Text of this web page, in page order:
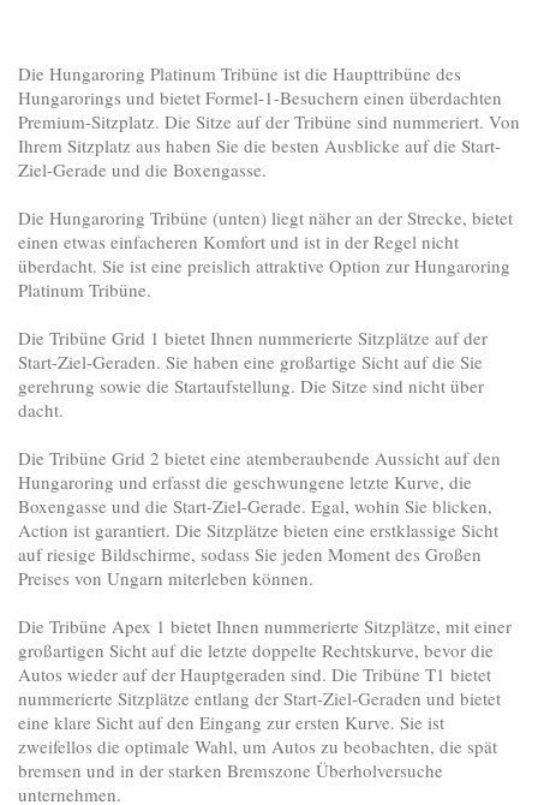
Die Hungaroring Platinum Tribüne ist die Haupttribüne des
Hungarorings und bietet Formel-1-Besuchern einen überdachten
Premium-Sitzplatz. Die Sitze auf der Tribüne sind nummeriert. Von
Ihrem Sitzplatz aus haben Sie die besten Ausblicke auf die Start-
Ziel-Gerade und die Boxengasse.
Die Hungaroring Tribüne (unten) liegt näher an der Strecke, bietet
einen etwas einfacheren Komfort und ist in der Regel nicht
überdacht. Sie ist eine preislich attraktive Option zur Hungaroring
Platinum Tribüne.
Die Tribüne Grid 1 bietet Ihnen nummerierte Sitzplätze auf der
Start-Ziel-Geraden. Sie haben eine großartige Sicht auf die Sie
gerehrung sowie die Startaufstellung. Die Sitze sind nicht über
dacht.
Die Tribüne Grid 2 bietet eine atemberaubende Aussicht auf den
Hungaroring und erfasst die geschwungene letzte Kurve, die
Boxengasse und die Start-Ziel-Gerade. Egal, wohin Sie blicken,
Action ist garantiert. Die Sitzplätze bieten eine erstklassige Sicht
auf riesige Bildschirme, sodass Sie jeden Moment des Großen
Preises von Ungarn miterleben können.
Die Tribüne Apex 1 bietet Ihnen nummerierte Sitzplätze, mit einer
großartigen Sicht auf die letzte doppelte Rechtskurve, bevor die
Autos wieder auf der Hauptgeraden sind. Die Tribüne T1 bietet
nummerierte Sitzplätze entlang der Start-Ziel-Geraden und bietet
eine klare Sicht auf den Eingang zur ersten Kurve. Sie ist
zweifellos die optimale Wahl, um Autos zu beobachten, die spät
bremsen und in der starken Bremszone Überholversuche
unternehmen.